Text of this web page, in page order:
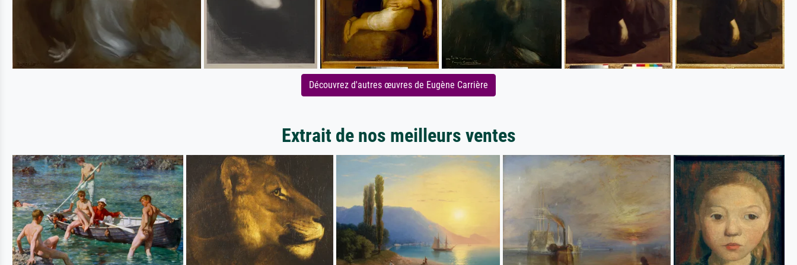
Découvrez d'autres œuvres de Eugène Carrière
Extrait de nos meilleurs ventes